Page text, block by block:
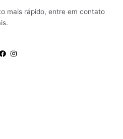
mais rápido, entre em contato